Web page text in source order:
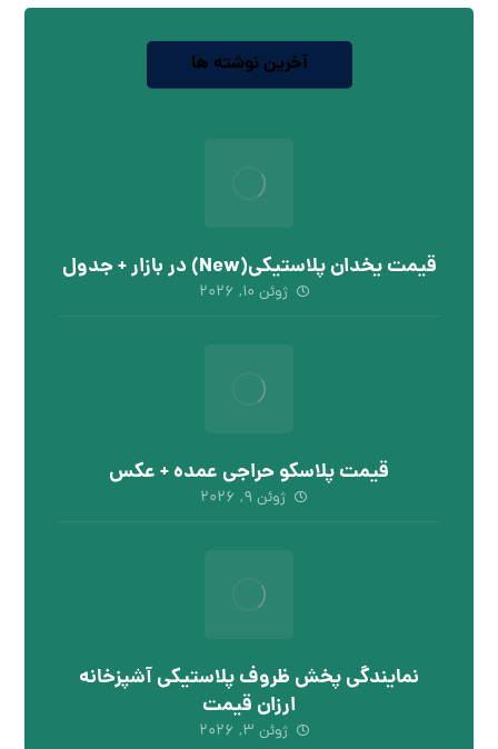
آخرین نوشته ها
قیمت یخدان پلاستیکی(New) در بازار + جدول
ژوئن ۱۰, ۲۰۲۶
قیمت پلاسکو حراجی عمده + عکس
ژوئن ۹, ۲۰۲۶
نمایندگی پخش ظروف پلاستیکی آشپزخانه
ارزان قیمت
ژوئن ۳, ۲۰۲۶